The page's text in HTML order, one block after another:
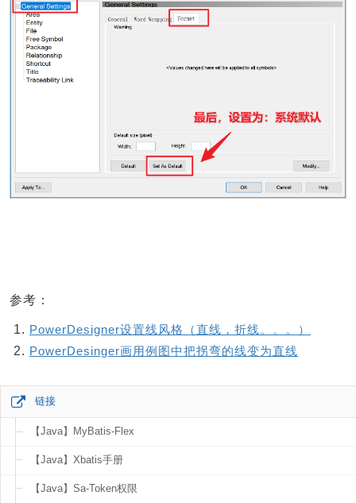
参考：
PowerDesigner设置线风格（直线，折线。。。）
PowerDesinger画用例图中把拐弯的线变为直线
链接
【Java】MyBatis-Flex
【Java】Xbatis手册
【Java】Sa-Token权限